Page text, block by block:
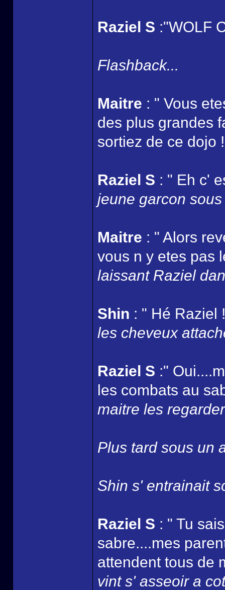
Raziel S :"WOLF
Flashback...
Maitre : " Vous
des plus grandes
sortiez de ce dojo
Raziel S : " Eh c'
jeune garcon
Maitre : " Alors
vous n y etes pas
laissant Raziel
Shin : " Hé Raziel
les cheveux
Raziel S :"
les combats au
maitre les
Plus tard sous un
Shin s' entrainait
Raziel S : " Tu
sabre....mes
attendent tous de
vint s' asseoir a